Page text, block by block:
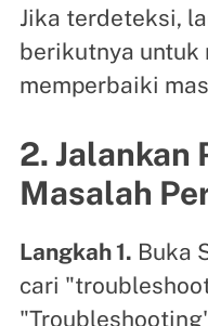
Jika terdeteksi,
berikutnya untuk
memperbaiki
2. Jalankan
Masalah
Langkah 1. Buka
cari